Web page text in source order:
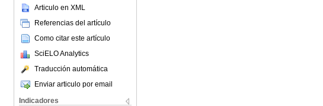
Articulo en XML
Referencias del artículo
Como citar este artículo
SciELO Analytics
Traducción automática
Enviar articulo por email
Indicadores